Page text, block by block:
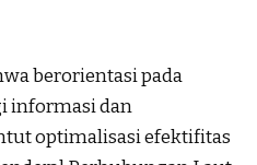
berorientasi pada
informasi dan
optimalisasi efektifitas